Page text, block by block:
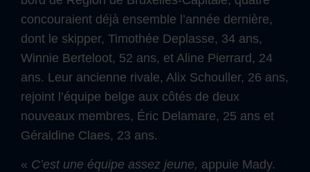
concouraient déjà ensemble l’année dernière,
dont le skipper, Timothée Deplasse, 34 ans,
Winnie Berteloot, 52 ans, et Aline Pierrard, 24
ans. Leur ancienne rivale, Alix Schouller, 26 ans,
rejoint l’équipe belge aux côtés de deux
nouveaux membres, Éric Delamare, 25 ans et
Géraldine Claes, 23 ans.
« C’est une équipe assez jeune, appuie Mady.